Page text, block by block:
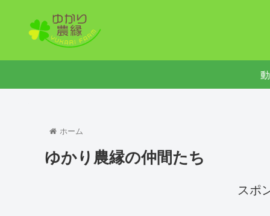
ホーム
ゆかり農縁の仲間たち
スポ